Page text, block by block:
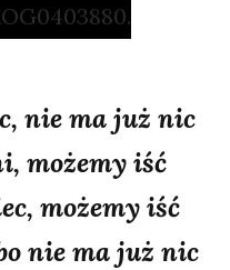
nie ma już nic
możemy iść
możemy iść
nie ma już nic